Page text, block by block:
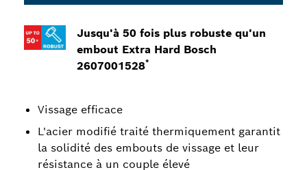
Jusqu'à 50 fois plus robuste qu'un
embout Extra Hard Bosch
2607001528*
Vissage efficace
L'acier modifié traité thermiquement garantit
la solidité des embouts de vissage et leur
résistance à un couple élevé